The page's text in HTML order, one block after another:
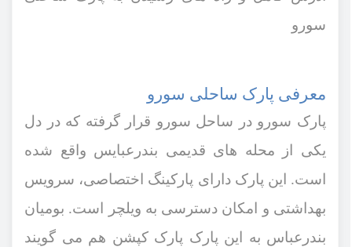
سورو
معرفی پارک ساحلی سورو
پارک سورو در ساحل سورو قرار گرفته که در دل
یکی از محله‌ های قدیمی بندرعبایس واقع شده
است. این پارک دارای پارکینگ اختصاصی، سرویس
بهداشتی و امکان دسترسی به ویلچر است. بومیان
بندرعباس به این پارک پارک کپشن هم می ‌گویند